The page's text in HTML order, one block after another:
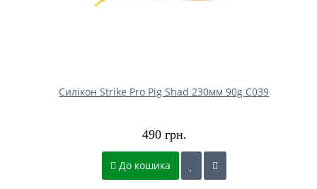
Силікон Strike Pro Pig Shad 230мм 90g C039
490 грн.
До кошика